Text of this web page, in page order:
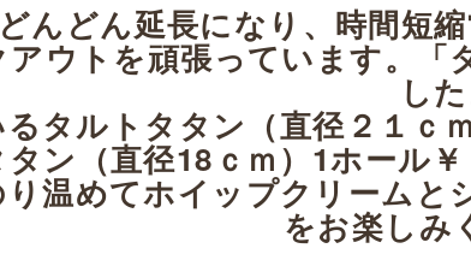
んどん延長になり、時間短
ウトを頑張っています。
した
タルトタタン（直径２１ｃ
ン（直径18ｃｍ）1ホール
温めてホイップクリーム
をお楽しみ